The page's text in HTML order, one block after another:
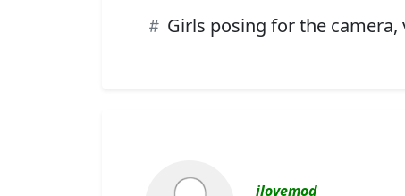
Girls posing for the
ilovemod